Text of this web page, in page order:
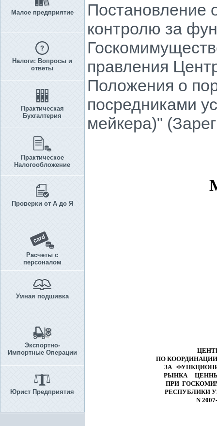
Малое предприятие
Налоги: Вопросы и
ответы
Практическая
Бухгалтерия
Практическое
Налогообложение
Проверки от А до Я
Расчеты с
персоналом
Умная подшивка
Экспортно-
Импортные Операции
Юрист Предприятия
Постановление
контролю за
правления
Положения о
посредниками
мейкера)"
ПО
ЗА
РЫНКА
ПРИ
РЕСПУБЛИКИ
N